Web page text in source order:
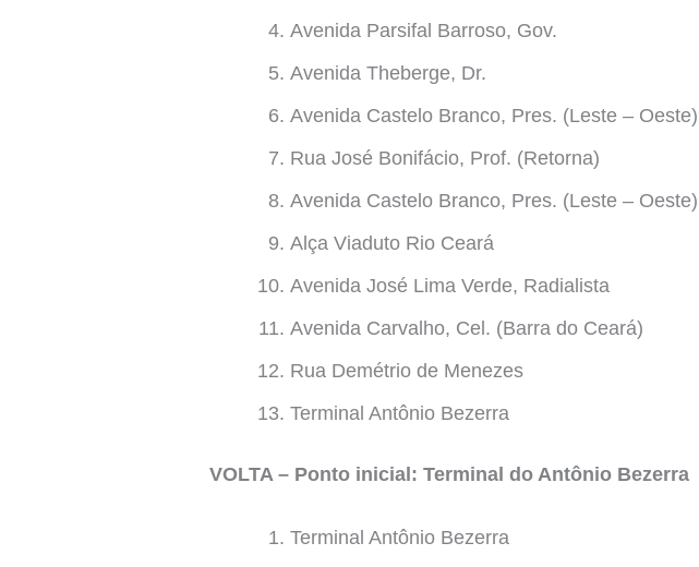
Avenida Parsifal Barroso, Gov.
Avenida Theberge, Dr.
Avenida Castelo Branco, Pres. (Leste – Oeste)
Rua José Bonifácio, Prof. (Retorna)
Avenida Castelo Branco, Pres. (Leste – Oeste)
Alça Viaduto Rio Ceará
Avenida José Lima Verde, Radialista
Avenida Carvalho, Cel. (Barra do Ceará)
Rua Demétrio de Menezes
Terminal Antônio Bezerra
VOLTA – Ponto inicial: Terminal do Antônio Bezerra
Terminal Antônio Bezerra